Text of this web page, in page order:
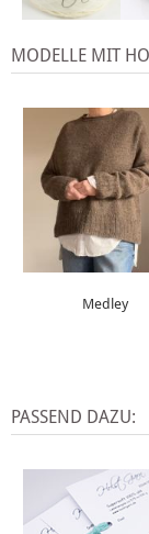
MODELLE MIT
Medley
PASSEND DAZU: